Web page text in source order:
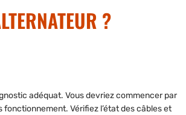
?
adéquat. Vous devriez commencer par
Vérifiez l’état des câbles et